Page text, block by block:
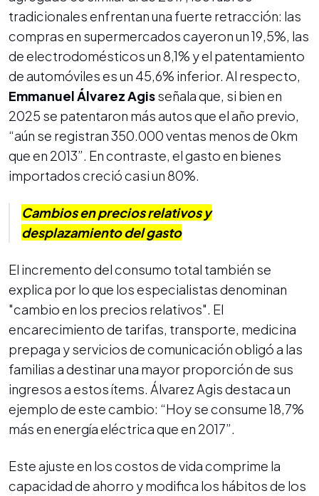
tradicionales enfrentan una fuerte retracción: las
compras en supermercados cayeron un 19,5%, las
de electrodomésticos un 8,1% y el patentamiento
de automóviles es un 45,6% inferior. Al respecto,
Emmanuel Álvarez Agisseñala que, si bien en
2025 se patentaron más autos que el año previo,
“aún se registran 350.000 ventas menos de 0km
que en 2013”. En contraste, el gasto en bienes
importados creció casi un 80%.
Cambios en precios relativos y
desplazamiento del gasto
El incremento del consumo total también se
explica por lo que los especialistas denominan
"cambio en los precios relativos". El
encarecimiento de tarifas, transporte, medicina
prepaga y servicios de comunicación obligó a las
familias a destinar una mayor proporción de sus
ingresos a estos ítems. Álvarez Agis destaca un
ejemplo de este cambio: “Hoy se consume 18,7%
más en energía eléctrica que en 2017”.
Este ajuste en los costos de vida comprime la
capacidad de ahorro y modifica los hábitos de los